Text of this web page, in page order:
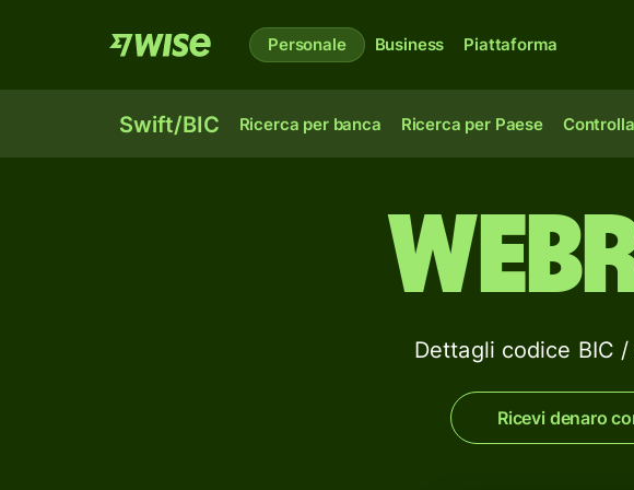
Personale Business Piattaforma
Swift/BIC Ricerca per banca Ricerca per Paese
Dettagli codice BIC /
Ricevi denaro